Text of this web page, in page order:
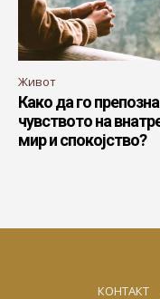
Живот
Како да го
чувството на
мир и спокојство?
КОНТАКТ